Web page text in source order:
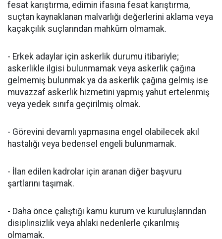
fesat karıştırma, edimin ifasına fesat karıştırma,
suçtan kaynaklanan malvarlığı değerlerini aklama veya
kaçakçılık suçlarından mahkûm olmamak.
- Erkek adaylar için askerlik durumu itibariyle;
askerlikle ilgisi bulunmamak veya askerlik çağına
gelmemiş bulunmak ya da askerlik çağına gelmiş ise
muvazzaf askerlik hizmetini yapmış yahut ertelenmiş
veya yedek sınıfa geçirilmiş olmak.
- Görevini devamlı yapmasına engel olabilecek akıl
hastalığı veya bedensel engeli bulunmamak.
- İlan edilen kadrolar için aranan diğer başvuru
şartlarını taşımak.
- Daha önce çalıştığı kamu kurum ve kuruluşlarından
disiplinsizlik veya ahlaki nedenlerle çıkarılmış
olmamak.